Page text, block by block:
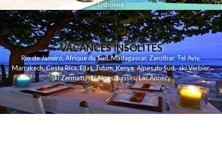
Lisbonne
VACANCES INSOLITES
Rio de Janeiro,Afrique du Sud,Madagascar,Zanzibar,Tel Aviv,
Marrakech,Costa Rica,Eilat,Tulum,Kenya,Alpes du Sud,ski Verbier,
ski Zermatt,ski Alpes Suisses,Lac Annecy